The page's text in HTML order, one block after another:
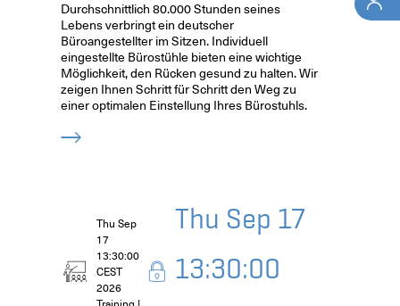
Durchschnittlich 80.000 Stunden seines
Lebens verbringt ein deutscher
Büroangestellter im Sitzen. Individuell
eingestellte Bürostühle bieten eine wichtige
Möglichkeit, den Rücken gesund zu halten. Wir
zeigen Ihnen Schritt für Schritt den Weg zu
einer optimalen Einstellung Ihres Bürostuhls.
Thu Sep
17
13:30:00
CEST
2026
Thu Sep 17
13:30:00